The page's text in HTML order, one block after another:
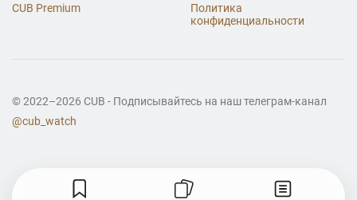
CUB Premium
Политика
конфиденциальности
© 2022–2026 CUB - Подписывайтесь на наш телеграм-канал
@cub_watch